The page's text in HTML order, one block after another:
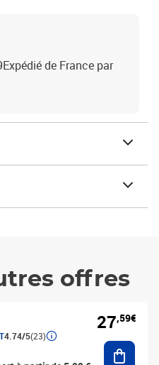
de France par
offres
4.74/5(23)
27,59€